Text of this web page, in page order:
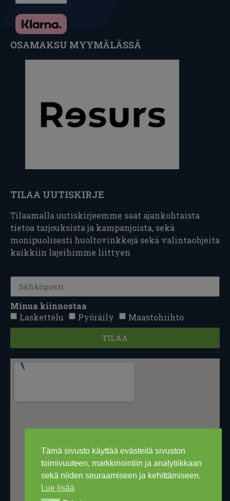
Tämä sivusto käyttää evästeitä sivuston
toimivuuteen, markkinointiin ja analytiikkaan
sekä niiden seuraamiseen ja kehittämiseen.
Lue lisää
OSAMAKSU MYYMÄLÄSSÄ
TILAA UUTISKIRJE
Tilaamalla uutiskirjeemme saat ajankohtaista
tietoa tarjouksista ja kampanjoista, sekä
monipuolisesti huoltovinkkejä sekä valintaohjeita
kaikkiin lajeihimme liittyen
Minua kiinnostaa
Laskettelu
Pyöräily Maastohiihto
TILAA